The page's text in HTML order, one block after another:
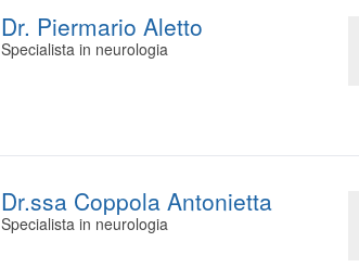
Dr. Piermario Aletto
Specialista in neurologia
Dr.ssa Coppola Antonietta
Specialista in neurologia